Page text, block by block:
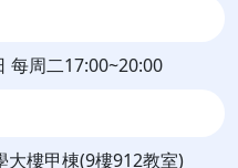
每周二17:00~20:00
大樓甲棟(9樓912教室)